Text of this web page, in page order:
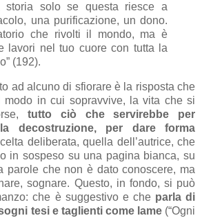
storia solo se questa riesce a
una purificazione, un dono.
che rivolti il mondo, ma è
lavori nel tuo cuore con tutta la
(192).
ad alcuno di sfiorare è la risposta che
modo in cui sopravvive, la vita che si
tutto ciò che servirebbe per
decostruzione, per dare forma
deliberata, quella dell’autrice, che
in sospeso su una pagina bianca, su
parole che non è dato conoscere, ma
sognare. Questo, in fondo, si può
che è suggestivo e che parla di
tesi e taglienti come lame (“Ogni